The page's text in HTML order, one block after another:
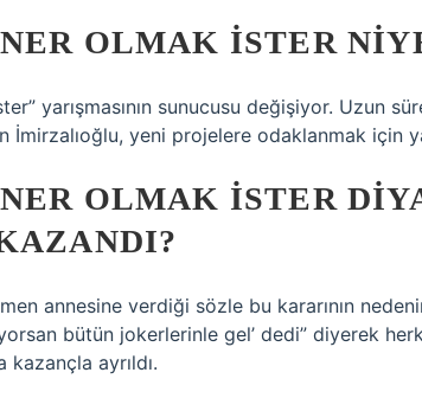
OLMAK İSTER
yarışmasının sunucusu değişiyor. Uzun
İmirzalıoğlu, yeni projelere odaklanmak için
OLMAK İSTER
annesine verdiği sözle bu kararının
bütün jokerlerinle gel’ dedi” diyerek
ayrıldı.